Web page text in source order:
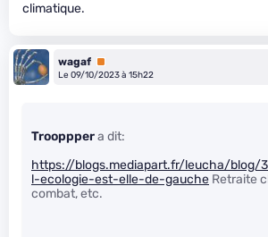
climatique.
wagaf Premium
Le 09/10/2023 à 15h22
Troopppera dit:
https://blogs.mediapart.fr/leucha/blog/
l-ecologie-est-elle-de-gauche Retraite
combat, etc.